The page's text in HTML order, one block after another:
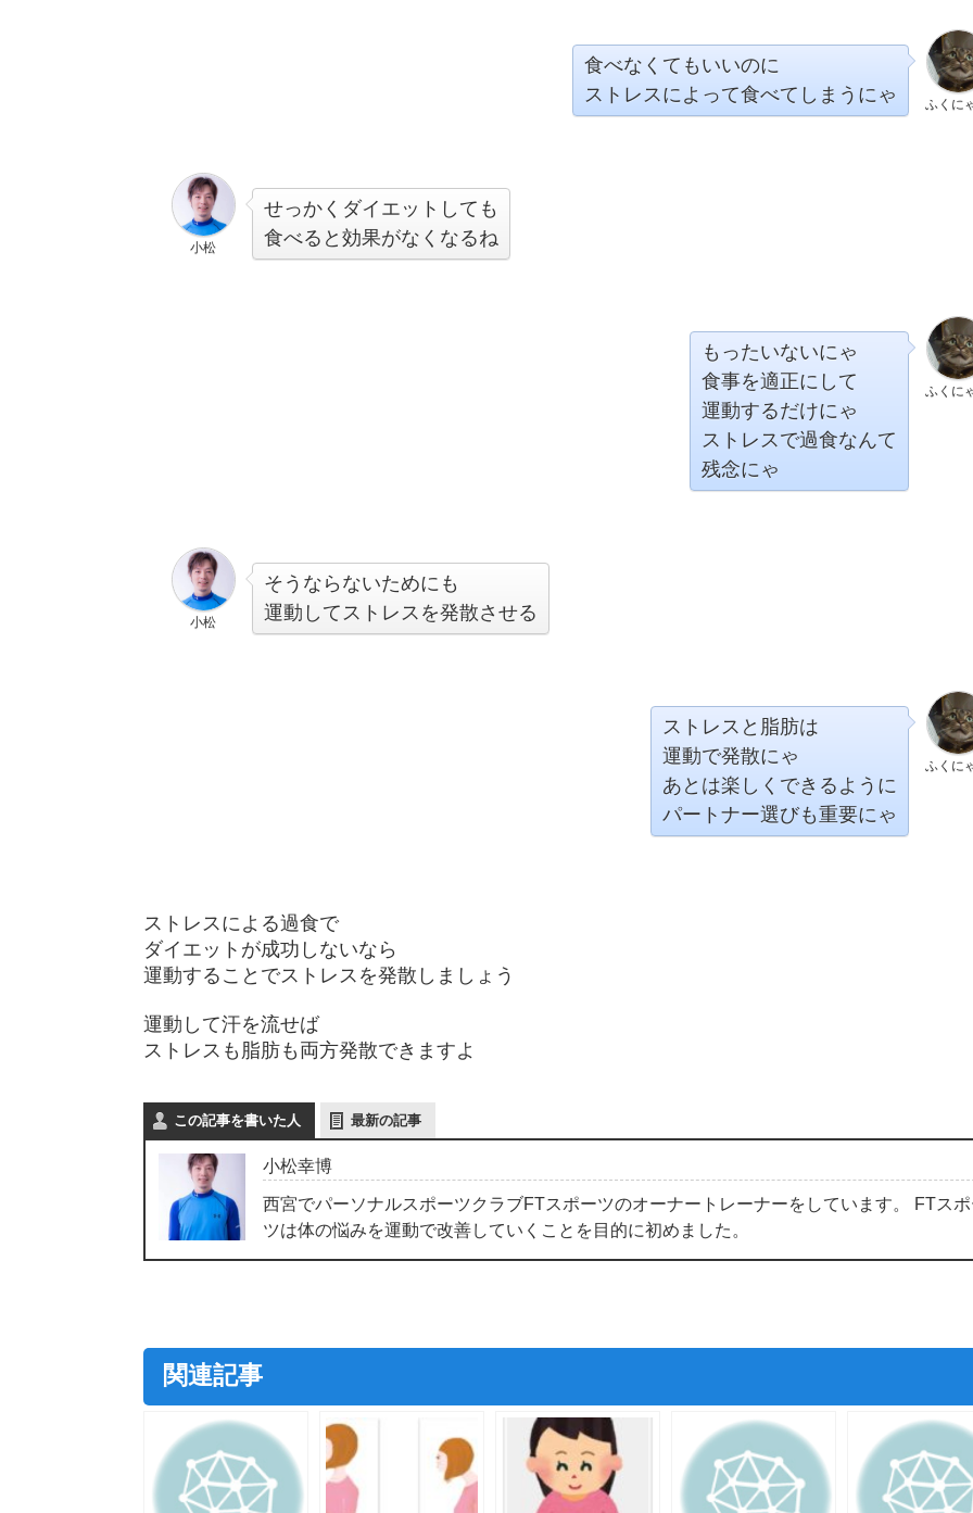
ふくに
食べなくてもいいのに
ストレスによって食べてしまうにゃ
小松
せっかくダイエットしても
食べると効果がなくなるね
ふくに
もったいないにゃ
食事を適正にして
運動するだけにゃ
ストレスで過食なんて
残念にゃ
小松
そうならないためにも
運動してストレスを発散させる
ふくに
ストレスと脂肪は
運動で発散にゃ
あとは楽しくできるように
パートナー選びも重要にゃ
ストレスによる過食で
ダイエットが成功しないなら
運動することでストレスを発散しましょう
運動して汗を流せば
ストレスも脂肪も両方発散できますよ
この記事を書いた人 最新の記事
小松幸博
西宮でパーソナルスポーツクラブFTスポーツのオーナートレーナーをしています。 FTス
ツは体の悩みを運動で改善していくことを目的に初めました。
関連記事